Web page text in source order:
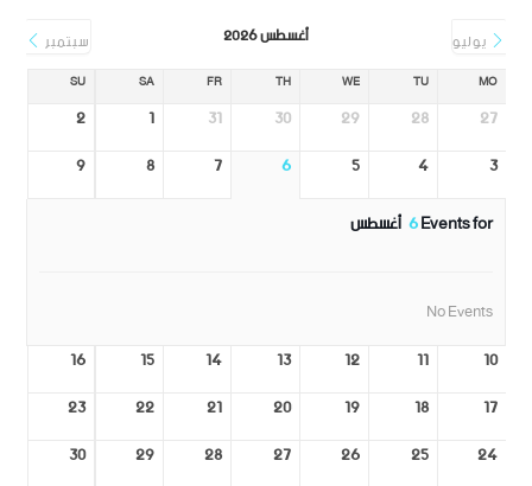
يوليو أغسطس 2026 سبتمبر
MO
TU
WE
TH
FR
SA
SU
27
28
29
30
31
1
2
3
4
5
6
7
8
9
Events for
6أغسطس
No Events
10
11
12
13
14
15
16
17
18
19
20
21
22
23
24
25
26
27
28
29
30